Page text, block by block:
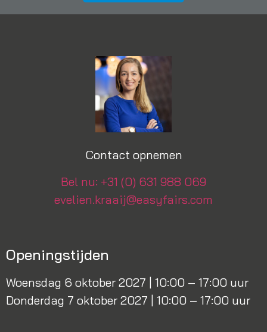
Contact opnemen
Bel nu: +31 (0) 631 988 069
evelien.kraaij@easyfairs.com
Openingstijden
Woensdag 6 oktober 2027 | 10:00 – 17:00 uur
Donderdag 7 oktober 2027 | 10:00 – 17:00 uur